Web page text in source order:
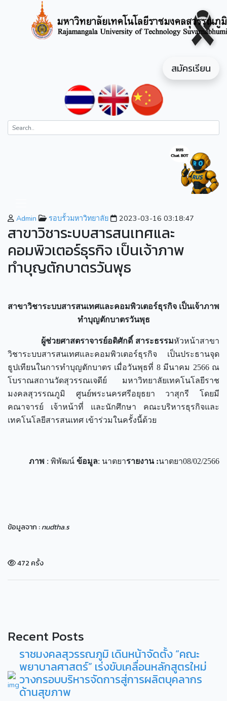
สมัครเรียน
Admin รอบรั้วมหาวิทยาลัย 2023-03-16 03:18:47
สาขาวิชาระบบสารสนเทศและ
คอมพิวเตอร์ธุรกิจ เป็นเจ้าภาพ
ทำบุญตักบาตรวันพุธ
สาขาวิชาระบบสารสนเทศและคอมพิวเตอร์ธุรกิจ เป็นเจ้าภาพ
ทำบุญตักบาตรวันพุธ
ผู้ช่วยศาสตราจารย์อดิศักดิ์ สาระธรรมหัวหน้าสาขา
วิชาระบบสารสนเทศและคอมพิวเตอร์ธุรกิจ เป็นประธานจุด
ธูปเทียนในการทำบุญตักบาตร เมื่อวันพุธที่ 8 มีนาคม 2566 ณ
โบราณสถานวัดสุวรรณเจดีย์ มหาวิทยาลัยเทคโนโลยีราช
มงคลสุวรรณภูมิ ศูนย์พระนครศรีอยุธยา วาสุกรี โดยมี
คณาจารย์ เจ้าหน้าที่ และนักศึกษา คณะบริหารธุรกิจและ
เทคโนโลยีสารสนเทศ เข้าร่วมในครั้งนี้ด้วย
ภาพ : พิพัฒน์ ข้อมูล: นาตยารายงาน :นาตยา08/02/2566
ข้อมูลจาก :nudtha.s
472 ครั้ง
Recent Posts
ราชมงคลสุวรรณภูมิ เดินหน้าจัดตั้ง “คณะ
พยาบาลศาสตร์” เร่งขับเคลื่อนหลักสูตรใหม่
วางกรอบบริหารจัดการสู่การผลิตบุคลากร
ด้านสุขภาพ